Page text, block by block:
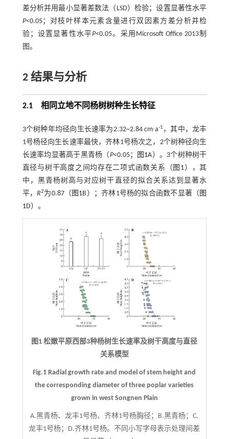
差分析并用最小显著差数法（LSD）检验；设置显著性水平
P<0.05；对枝叶样本元素含量进行双因素方差分析并检
验；设置显著性水平P<0.05。采用Microsoft Office 2013制
图。
2结果与分析
2.1相同立地不同杨树树种生长特征
3个树种年均径向生长速率为2.32~2.84 cm∙a-1 ，其中，龙丰
1号杨径向生长速率最快，齐林1号杨次之，2个树种径向生
长速率均显著高于黑青杨（ P<0.05； 图1A）。3个树种树干
直径与树干高度之间均存在二项式函数关系（ 图1 ），其
中，黑青杨树高与对应树干直径的拟合关系达到显著水
平，R2为0.87（ 图1B）；齐林1号杨的拟合函数不显著（ 图
1D）。
图1 松嫩平原西部3种杨树生长速率及树干高度与直径
关系模型
Fig.1 Radial growth rate and model of stem height and
the corresponding diameter of three poplar varieties
grown in west Songnen Plain
A.黑青杨、龙丰1号杨、齐林1号杨胸径；B.黑青杨；C.
龙丰1号杨；D.齐林1号杨。不同小写字母表示处理间差